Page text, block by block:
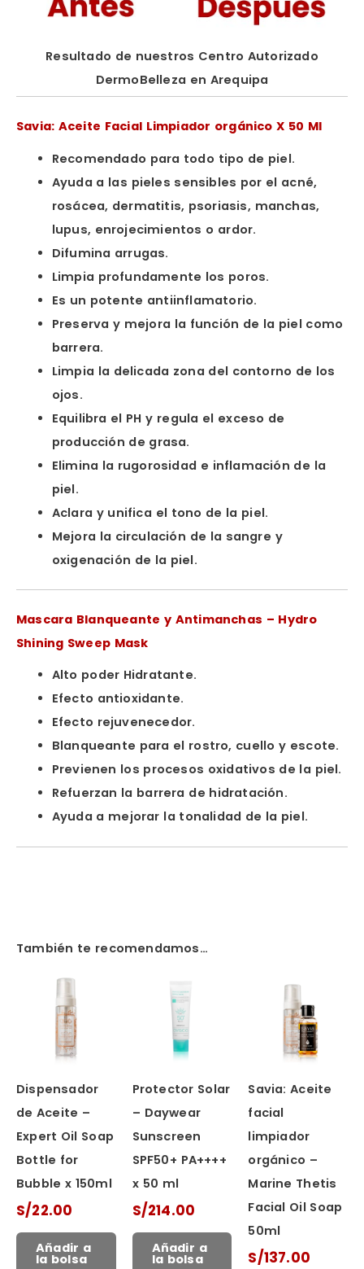
Resultado de nuestros Centro Autorizado
DermoBelleza en Arequipa
Savia: Aceite Facial Limpiador orgánico X 50 Ml
Recomendado para todo tipo de piel.
Ayuda a las pieles sensibles por el acné,
rosácea, dermatitis, psoriasis, manchas,
lupus, enrojecimientos o ardor.
Difumina arrugas.
Limpia profundamente los poros.
Es un potente antiinflamatorio.
Preserva y mejora la función de la piel como
barrera.
Limpia la delicada zona del contorno de los
ojos.
Equilibra el PH y regula el exceso de
producción de grasa.
Elimina la rugorosidad e inflamación de la
piel.
Aclara y unifica el tono de la piel.
Mejora la circulación de la sangre y
oxigenación de la piel.
Mascara Blanqueante y Antimanchas – Hydro
Shining Sweep Mask
Alto poder Hidratante.
Efecto antioxidante.
Efecto rejuvenecedor.
Blanqueante para el rostro, cuello y escote.
Previenen los procesos oxidativos de la piel.
Refuerzan la barrera de hidratación.
Ayuda a mejorar la tonalidad de la piel.
También te recomendamos…
Dispensador
de Aceite –
Expert Oil Soap
Bottle for
Bubble x 150ml
S/22.00
Añadir a
la bolsa
Protector Solar
– Daywear
Sunscreen
SPF50+ PA++++
x 50 ml
S/214.00
Añadir a
la bolsa
Savia: Aceite
facial
limpiador
orgánico –
Marine Thetis
Facial Oil Soap
50ml
S/137.00